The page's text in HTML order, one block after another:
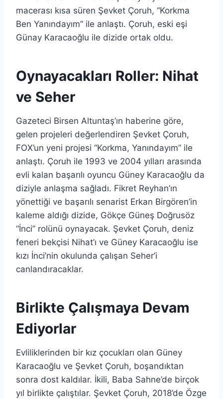
macerası kısa süren Şevket Çoruh, “Korkma
Ben Yanındayım” ile anlaştı. Çoruh, eski eşi
Günay Karacaoğlu ile dizide ortak oldu.
Oynayacakları Roller: Nihat
ve Seher
Gazeteci Birsen Altuntaş’ın haberine göre,
gelen projeleri değerlendiren Şevket Çoruh,
FOX’un yeni projesi “Korkma, Yanındayım” ile
anlaştı. Çoruh ile 1993 ve 2004 yılları arasında
evli kalan başarılı oyuncu Güney Karacaoğlu da
diziyle anlaşma sağladı. Fikret Reyhan’ın
yönettiği ve başarılı senarist Erkan Birgören’in
kaleme aldığı dizide, Gökçe Güneş Doğrusöz
“İnci” rolünü oynayacak. Şevket Çoruh, deniz
feneri bekçisi Nihat’ı ve Güney Karacaoğlu ise
kızı İnci’nin okulunda çalışan Seher’i
canlandıracaklar.
Birlikte Çalışmaya Devam
Ediyorlar
Evliliklerinden bir kız çocukları olan Güney
Karacaoğlu ve Şevket Çoruh, boşandıktan
sonra dost kaldılar. İkili, Baba Sahne’de birçok
yıl birlikte çalıştılar. Şevket Çoruh, 2018’de Özge